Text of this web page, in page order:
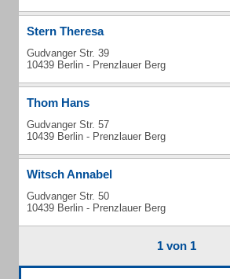
Stern Theresa
Gudvanger Str. 39
10439 Berlin - Prenzlauer Berg
Thom Hans
Gudvanger Str. 57
10439 Berlin - Prenzlauer Berg
Witsch Annabel
Gudvanger Str. 50
10439 Berlin - Prenzlauer Berg
1 von 1